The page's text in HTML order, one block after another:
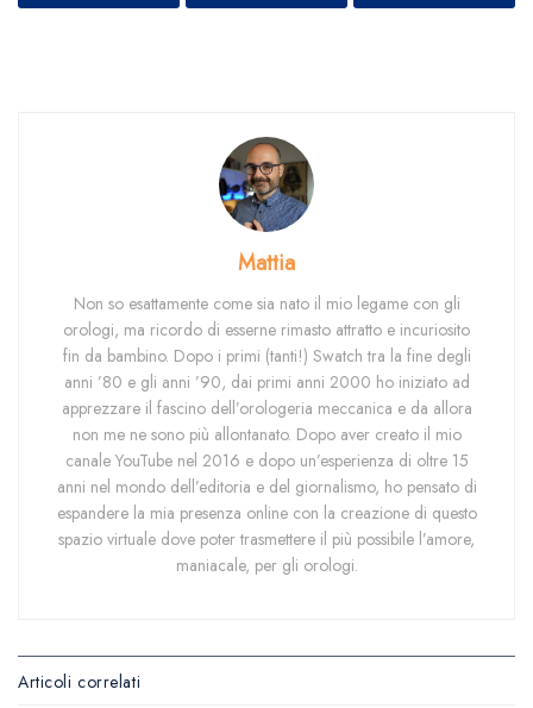
Mattia
Non so esattamente come sia nato il mio legame con gli
orologi, ma ricordo di esserne rimasto attratto e incuriosito
fin da bambino. Dopo i primi (tanti!) Swatch tra la fine degli
anni ’80 e gli anni ’90, dai primi anni 2000 ho iniziato ad
apprezzare il fascino dell’orologeria meccanica e da allora
non me ne sono più allontanato. Dopo aver creato il mio
canale YouTube nel 2016 e dopo un’esperienza di oltre 15
anni nel mondo dell’editoria e del giornalismo, ho pensato di
espandere la mia presenza online con la creazione di questo
spazio virtuale dove poter trasmettere il più possibile l’amore,
maniacale, per gli orologi.
Articoli correlati